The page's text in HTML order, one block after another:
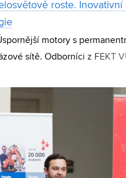
roste. Inovativní
motory s
sítě. Odborníci z FEKT